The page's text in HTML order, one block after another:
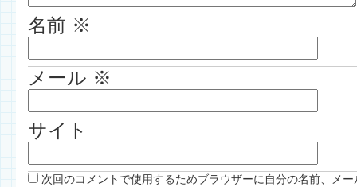
名前 ※
メール ※
サイト
次回のコメントで使用するためブラウザーに自分の名前、メ